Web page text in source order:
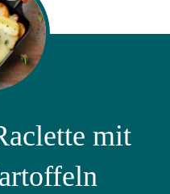
mit